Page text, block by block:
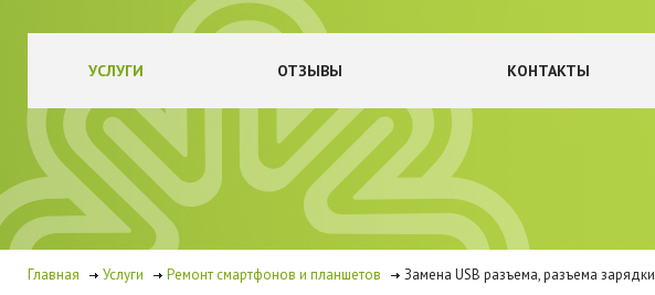
УСЛУГИ ОТЗЫВЫ КОНТАКТЫ
Главная Услуги Ремонт смартфонов и планшетов Замена USB разъема, разъема зарядки